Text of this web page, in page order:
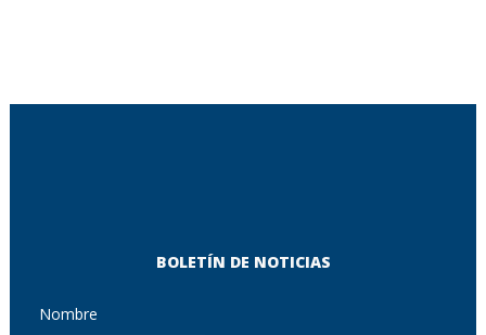
BOLETÍN DE NOTICIAS